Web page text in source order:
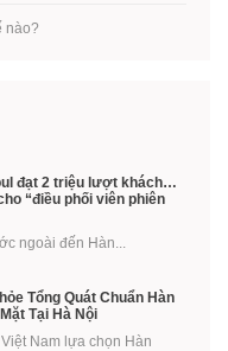
nào?
đạt 2 triệu lượt khách…
“điều phối viên phiên
ngoài đến Hàn...
Tổng Quát Chuẩn Hàn
Tại Hà Nội
Nam lựa chọn Hàn